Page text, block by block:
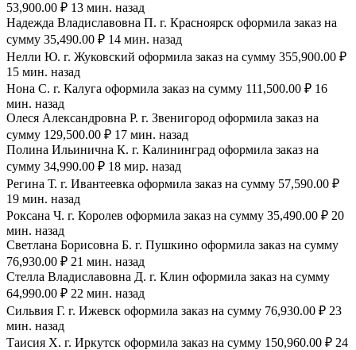
53,900.00 ₽ 13 мин. назад
Надежда Владиславовна П. г. Красноярск оформила заказ на
сумму 35,490.00 ₽ 14 мин. назад
Нелли Ю. г. Жуковский оформила заказ на сумму 355,900.00 ₽
15 мин. назад
Нона С. г. Калуга оформила заказ на сумму 111,500.00 ₽ 16
мин. назад
Олеся Александровна Р. г. Звенигород оформила заказ на
сумму 129,500.00 ₽ 17 мин. назад
Полина Ильинична К. г. Калининград оформила заказ на
сумму 34,990.00 ₽ 18 мир. назад
Регина Т. г. Ивантеевка оформила заказ на сумму 57,590.00 ₽
19 мин. назад
Роксана Ч. г. Королев оформила заказ на сумму 35,490.00 ₽ 20
мин. назад
Светлана Борисовна Б. г. Пушкино оформила заказ на сумму
76,930.00 ₽ 21 мин. назад
Стелла Владиславовна Д. г. Клин оформила заказ на сумму
64,990.00 ₽ 22 мин. назад
Сильвия Г. г. Ижевск оформила заказ на сумму 76,930.00 ₽ 23
мин. назад
Таисия Х. г. Иркутск оформила заказ на сумму 150,960.00 ₽ 24